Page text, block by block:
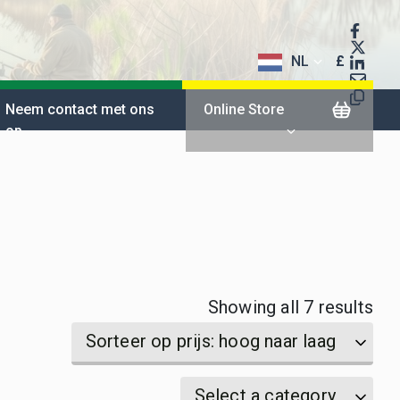
Neem contact met ons
op
Online Store
NL £
€
Showing all 7 results
Sorteer op prijs: hoog naar laag
Select
Select a category
Select